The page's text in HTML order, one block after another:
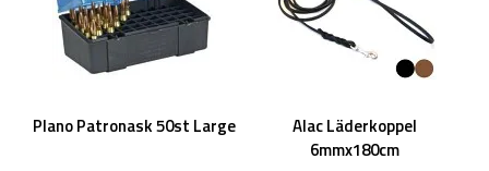
Plano Patronask 50st Large
Alac Läderkoppel
6mmx180cm